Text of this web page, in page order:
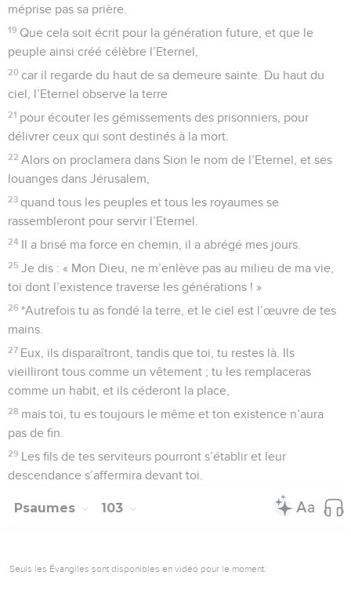
méprise pas sa prière.
19 Que cela soit écrit pour la génération future, et que le
peuple ainsi créé célèbre l’Eternel,
20 car il regarde du haut de sa demeure sainte. Du haut du
ciel, l’Eternel observe la terre
21 pour écouter les gémissements des prisonniers, pour
délivrer ceux qui sont destinés à la mort.
22 Alors on proclamera dans Sion le nom de l’Eternel, et ses
louanges dans Jérusalem,
23 quand tous les peuples et tous les royaumes se
rassembleront pour servir l’Eternel.
24 Il a brisé ma force en chemin, il a abrégé mes jours.
25 Je dis : « Mon Dieu, ne m’enlève pas au milieu de ma vie,
toi dont l’existence traverse les générations ! »
26 *Autrefois tu as fondé la terre, et le ciel est l’œuvre de tes
mains.
27 Eux, ils disparaîtront, tandis que toi, tu restes là. Ils
vieilliront tous comme un vêtement ; tu les remplaceras
comme un habit, et ils céderont la place,
28 mais toi, tu es toujours le même et ton existence n’aura
pas de fin.
29 Les fils de tes serviteurs pourront s’établir et leur
descendance s’affermira devant toi.
Psaumes 103
Seuls les Évangiles sont disponibles en vidéo pour le moment.